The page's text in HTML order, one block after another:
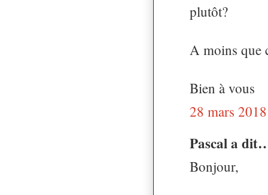
plutôt?
A moins que
Bien à vous
28 mars
Pascal a
Bonjour,